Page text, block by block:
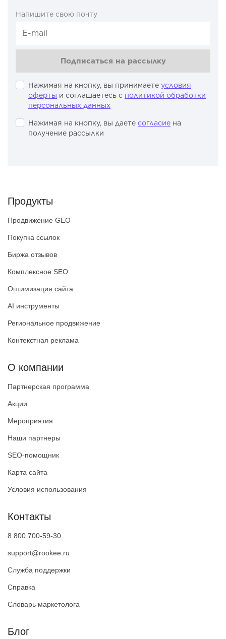
Напишите свою почту
Подписаться на рассылку
Нажимая на кнопку, вы принимаете условия
оферты и соглашаетесь с политикой обработки
персональных данных
Нажимая на кнопку, вы даете согласие на
получение рассылки
Блог
Продукты
Продвижение GEO
Покупка ссылок
Биржа отзывов
Комплексное SEO
Оптимизация сайта
AI инструменты
Региональное продвижение
Контекстная реклама
О компании
Партнерская программа
Акции
Мероприятия
Наши партнеры
SEO-помощник
Карта сайта
Условия использования
Контакты
8 800 700-59-30
support@rookee.ru
Служба поддержки
Справка
Словарь маркетолога